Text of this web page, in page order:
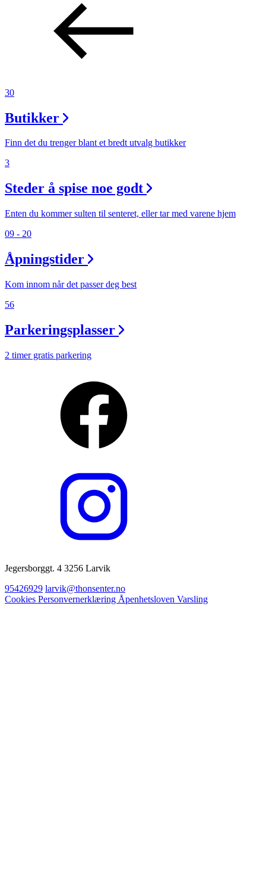
30
Butikker
Finn det du trenger blant et bredt utvalg butikker
3
Steder å spise noe godt
Enten du kommer sulten til senteret, eller tar med varene hjem
09 - 20
Åpningstider
Kom innom når det passer deg best
56
Parkeringsplasser
2 timer gratis parkering
Jegersborggt. 4 3256 Larvik
95426929 larvik@thonsenter.no
Cookies Personvernerklæring Åpenhetsloven Varsling